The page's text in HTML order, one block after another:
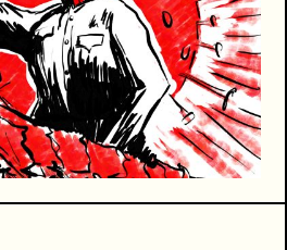
לצפייה ביצירה